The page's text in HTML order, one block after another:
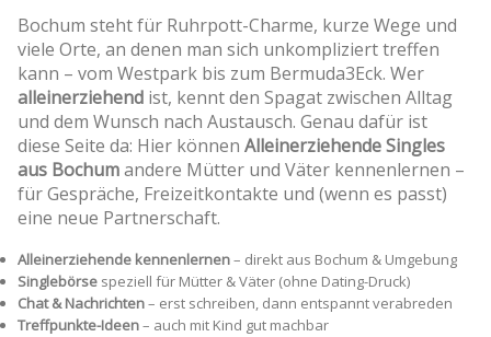
Bochum steht für Ruhrpott-Charme, kurze Wege und
viele Orte, an denen man sich unkompliziert treffen
kann – vom Westpark bis zum Bermuda3Eck. Wer
alleinerziehend ist, kennt den Spagat zwischen Alltag
und dem Wunsch nach Austausch. Genau dafür ist
diese Seite da: Hier können Alleinerziehende Singles
aus Bochumandere Mütter und Väter kennenlernen –
für Gespräche, Freizeitkontakte und (wenn es passt)
eine neue Partnerschaft.
Alleinerziehende kennenlernen– direkt aus Bochum & Umgebung
Singlebörse speziell für Mütter & Väter (ohne Dating-Druck)
Chat & Nachrichten– erst schreiben, dann entspannt verabreden
Treffpunkte-Ideen– auch mit Kind gut machbar